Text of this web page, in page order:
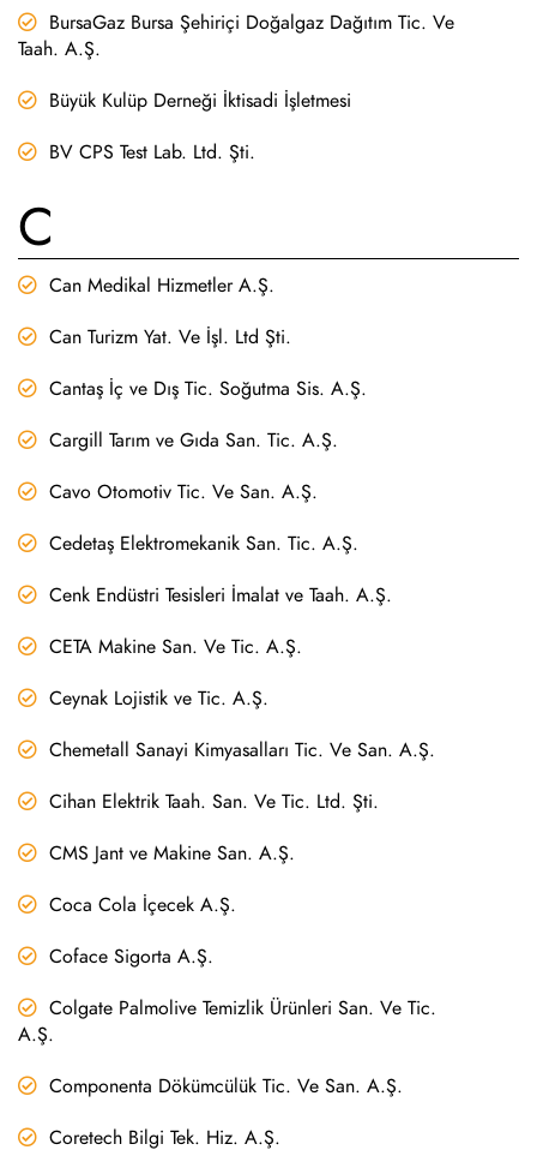
BursaGaz Bursa Şehiriçi Doğalgaz Dağıtım Tic. Ve
Taah. A.Ş.
Büyük Kulüp Derneği İktisadi İşletmesi
BV CPS Test Lab. Ltd. Şti.
C
Can Medikal Hizmetler A.Ş.
Can Turizm Yat. Ve İşl. Ltd Şti.
Cantaş İç ve Dış Tic. Soğutma Sis. A.Ş.
Cargill Tarım ve Gıda San. Tic. A.Ş.
Cavo Otomotiv Tic. Ve San. A.Ş.
Cedetaş Elektromekanik San. Tic. A.Ş.
Cenk Endüstri Tesisleri İmalat ve Taah. A.Ş.
CETA Makine San. Ve Tic. A.Ş.
Ceynak Lojistik ve Tic. A.Ş.
Chemetall Sanayi Kimyasalları Tic. Ve San. A.Ş.
Cihan Elektrik Taah. San. Ve Tic. Ltd. Şti.
CMS Jant ve Makine San. A.Ş.
Coca Cola İçecek A.Ş.
Coface Sigorta A.Ş.
Colgate Palmolive Temizlik Ürünleri San. Ve Tic.
A.Ş.
Componenta Dökümcülük Tic. Ve San. A.Ş.
Coretech Bilgi Tek. Hiz. A.Ş.